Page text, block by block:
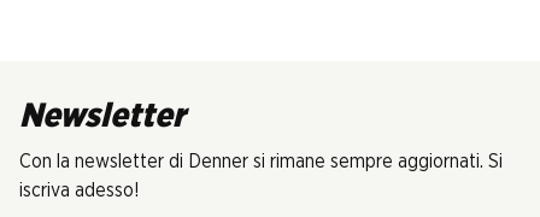
Newsletter
Con la newsletter di Denner si rimane sempre aggiornati. Si
iscriva adesso!